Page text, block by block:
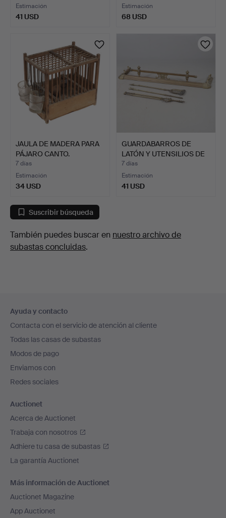
Estimación
41 USD
Estimación
68 USD
JAULA DE MADERA PARA
PÁJARO CANTO.
7 días
Estimación
34 USD
GUARDABARROS DE
LATÓN Y UTENSILIOS DE
CHIM…
7 días
Estimación
41 USD
Suscribir búsqueda
También puedes buscar en nuestro archivo de
subastas concluidas.
en
el
pie
de
página
Ayuda y contacto
Contacta con el servicio de atención al cliente
Todas las casas de subastas
Modos de pago
Enviamos con
Redes sociales
Auctionet
Acerca de Auctionet
Trabaja con nosotros
Adhiere tu casa de subastas
La garantía Auctionet
Más información de Auctionet
Auctionet Magazine
App Auctionet